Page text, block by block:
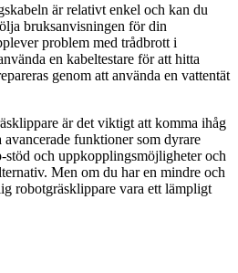
är relativt enkel och kan du
bruksanvisningen för din
problem med trådbrott i
en kabeltestare för att hitta
genom att använda en vattentät
är det viktigt att komma ihåg
avancerade funktioner som dyrare
stöd och uppkopplingsmöjligheter och
Men om du har en mindre och
robotgräsklippare vara ett lämpligt